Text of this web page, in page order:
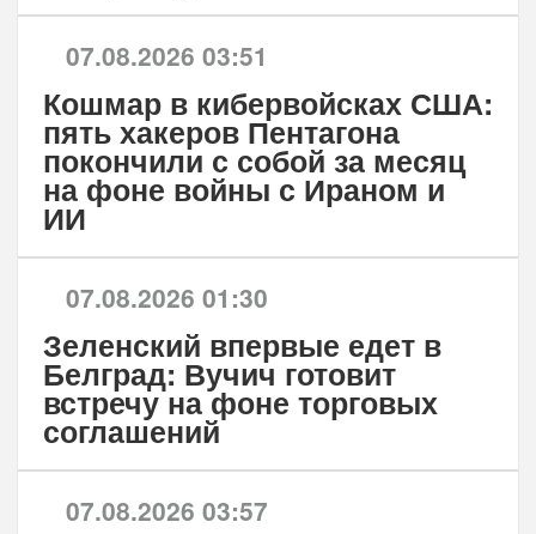
07.08.2026 03:51
Кошмар в кибервойсках США:
пять хакеров Пентагона
покончили с собой за месяц
на фоне войны с Ираном и
ИИ
07.08.2026 01:30
Зеленский впервые едет в
Белград: Вучич готовит
встречу на фоне торговых
соглашений
07.08.2026 03:57